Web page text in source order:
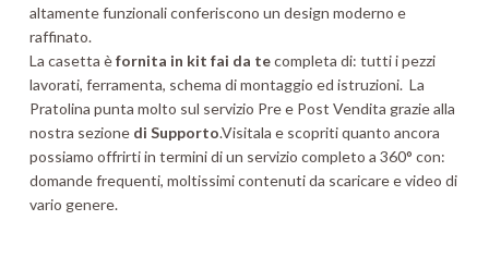
altamente funzionali conferiscono un design moderno e
raffinato.
La casetta èfornita in kit fai da tecompleta di: tutti i pezzi
lavorati, ferramenta, schema di montaggio ed istruzioni. La
Pratolina punta molto sul servizio Pre e Post Vendita grazie alla
nostra sezione di Supporto.Visitala e scopriti quanto ancora
possiamo offrirti in termini di un servizio completo a 360° con:
domande frequenti, moltissimi contenuti da scaricare e video di
vario genere.